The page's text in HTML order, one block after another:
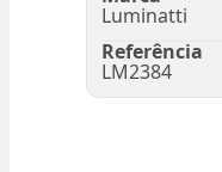
Luminatti
Referência
LM2384